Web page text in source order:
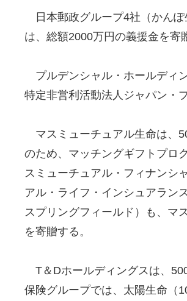
日本郵政グループ4社（かん
は、総額2000万円の義援金を寄
プルデンシャル・ホールディ
特定非営利活動法人ジャパン・
マスミューチュアル生命は、
のため、マッチングギフトプロ
スミューチュアル・フィナンシ
アル・ライフ・インシュアラン
スプリングフィールド）も、マ
を寄贈する。
T＆Dホールディングスは、
保険グループでは、太陽生命（